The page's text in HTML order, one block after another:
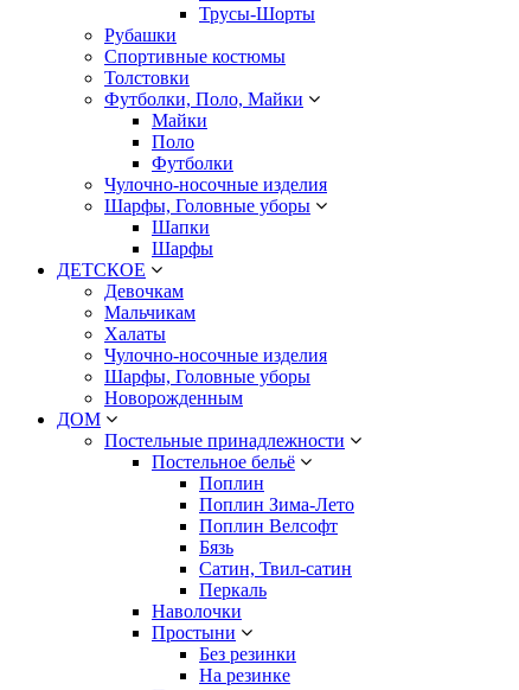
Трусы-Шорты
Рубашки
Спортивные костюмы
Толстовки
Футболки, Поло, Майки
Майки
Поло
Футболки
Чулочно-носочные изделия
Шарфы, Головные уборы
Шапки
Шарфы
ДЕТСКОЕ
Девочкам
Мальчикам
Халаты
Чулочно-носочные изделия
Шарфы, Головные уборы
Новорожденным
ДОМ
Постельные принадлежности
Постельное бельё
Поплин
Поплин Зима-Лето
Поплин Велсофт
Бязь
Сатин, Твил-сатин
Перкаль
Наволочки
Простыни
Без резинки
На резинке